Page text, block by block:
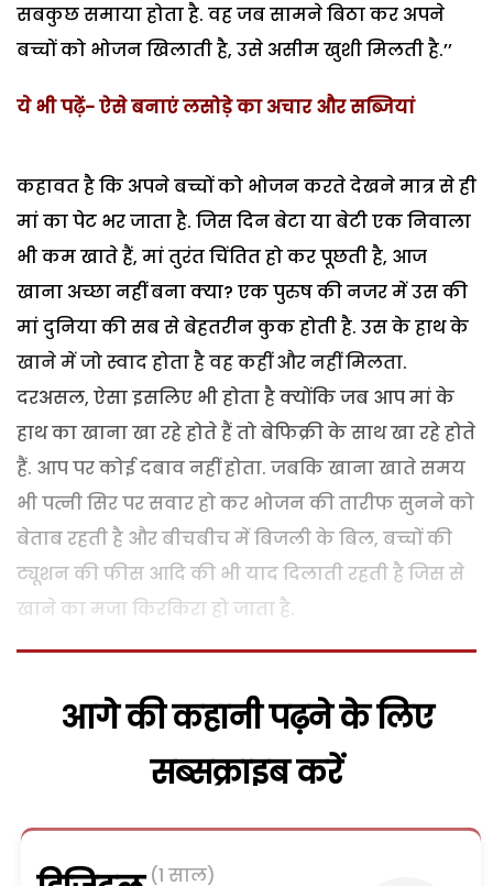
सबकुछ समाया होता है. वह जब सामने बिठा कर अपने
बच्चों को भोजन खिलाती है, उसे असीम खुशी मिलती है.’’
ये भी पढ़ें- ऐसे बनाएं लसोड़े का अचार और सब्जियां
कहावत है कि अपने बच्चों को भोजन करते देखने मात्र से ही
मां का पेट भर जाता है. जिस दिन बेटा या बेटी एक निवाला
भी कम खाते हैं, मां तुरंत चिंतित हो कर पूछती है, आज
खाना अच्छा नहीं बना क्या? एक पुरुष की नजर में उस की
मां दुनिया की सब से बेहतरीन कुक होती है. उस के हाथ के
खाने में जो स्वाद होता है वह कहीं और नहीं मिलता.
दरअसल, ऐसा इसलिए भी होता है क्योंकि जब आप मां के
हाथ का खाना खा रहे होते हैं तो बेफिक्री के साथ खा रहे होते
हैं. आप पर कोई दबाव नहीं होता. जबकि खाना खाते समय
भी पत्नी सिर पर सवार हो कर भोजन की तारीफ सुनने को
बेताब रहती है और बीचबीच में बिजली के बिल, बच्चों की
ट्यूशन की फीस आदि की भी याद दिलाती रहती है जिस से
खाने का मजा किरकिरा हो जाता है.
आगे की कहानी पढ़ने के लिए
सब्सक्राइब करें
(1 साल)